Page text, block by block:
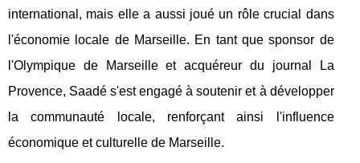
international, mais elle a aussi joué un rôle crucial dans
l'économie locale de Marseille. En tant que sponsor de
l'Olympique de Marseille et acquéreur du journal La
Provence, Saadé s'est engagé à soutenir et à développer
la communauté locale, renforçant ainsi l'influence
économique et culturelle de Marseille.